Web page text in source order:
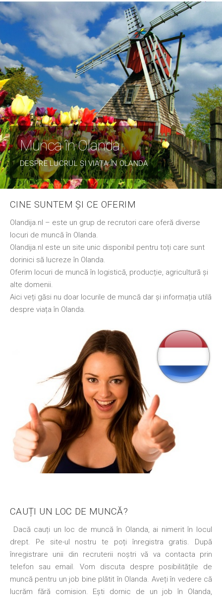
Munca în Olanda
DESPRE LUCRUL ȘI VIAȚA ÎN OLANDA
CINE SUNTEM ȘI CE OFERIM
Olandija.nl – este un grup de recrutori care oferă diverse
locuri de muncă în Olanda.
Olandija.nl este un site unic disponibil pentru toți care sunt
dorinici să lucreze în Olanda.
Oferim locuri de muncă în logistică, producție, agricultură și
alte domenii.
Aici veți găsi nu doar locurile de muncă dar și informația utilă
despre viața în Olanda.
CAUȚI UN LOC DE MUNCĂ?
Dacă cauți un loc de muncă în Olanda, ai nimerit în locul
drept. Pe site-ul nostru te poți înregistra gratis. După
înregistrare unii din recruterii noștri vă va contacta prin
telefon sau email. Vom discuta despre posibilitățile de
muncă pentru un job bine plătit în Olanda. Aveți în vedere că
lucrăm fără comision. Ești dornic de un job în Olanda,